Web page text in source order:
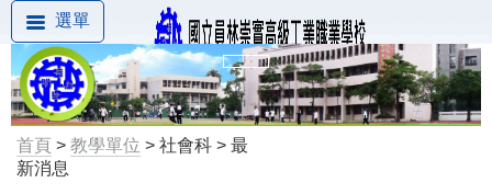
選單
首頁 > 教學單位 > 社會科 > 最
新消息